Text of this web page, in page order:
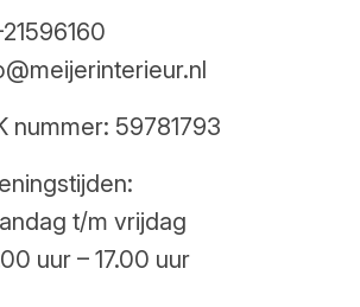
nummer: 59781793
t/m vrijdag
uur – 17.00 uur